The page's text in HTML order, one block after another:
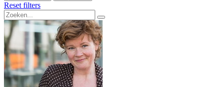
Reset filters